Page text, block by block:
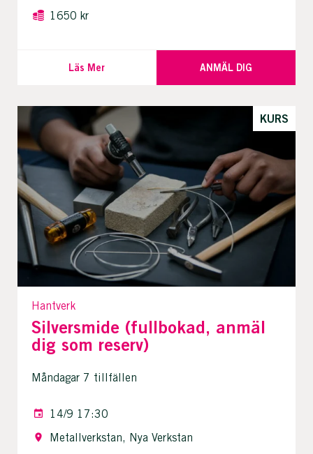
1650 kr
Läs Mer ANMÄL DIG
KURS
Hantverk
Silversmide (fullbokad, anmäl
dig som reserv)
Måndagar 7 tillfällen
14/9 17:30
Metallverkstan, Nya Verkstan